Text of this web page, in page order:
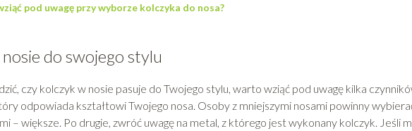
pod uwagę przy wyborze kolczyka do nosa?
do swojego stylu
czy kolczyk w nosie pasuje do Twojego stylu, warto wziąć pod uwagę kilka
odpowiada kształtowi Twojego nosa. Osoby z mniejszymi nosami powinny
– większe. Po drugie, zwróć uwagę na metal, z którego jest wykonany kolczyk. Jeśli